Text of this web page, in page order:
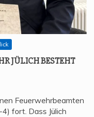
JÜLICH BESTEHT
Feuerwehrbeamten
fort. Dass Jülich